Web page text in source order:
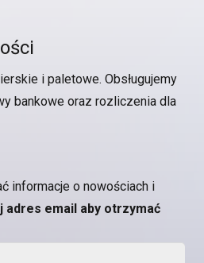
i paletowe. Obsługujemy
bankowe oraz rozliczenia dla
informacje o nowościach i
adres email aby otrzymać